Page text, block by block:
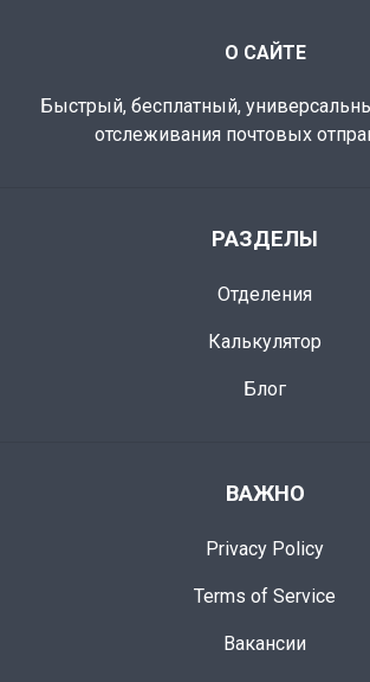
О САЙТЕ
Быстрый, бесплатный,
отслеживания почтовых
РАЗДЕЛЫ
Отделения
Калькулятор
Блог
ВАЖНО
Privacy Policy
Terms of Service
Вакансии